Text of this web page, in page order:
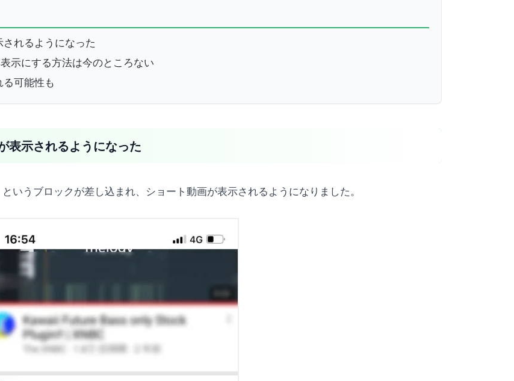
れるようになった
示にする方法は今のところない
可能性も
表示されるようになった
いうブロックが差し込まれ、ショート動画が表示されるようになりました。